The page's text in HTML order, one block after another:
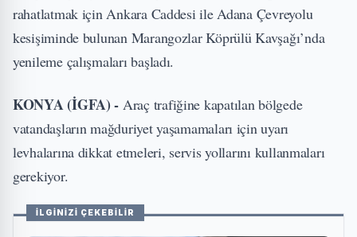
rahatlatmak için Ankara Caddesi ile Adana Çevreyolu
kesişiminde bulunan Marangozlar Köprülü Kavşağı’nda
yenileme çalışmaları başladı.
KONYA (İGFA) - Araç trafiğine kapatılan bölgede
vatandaşların mağduriyet yaşamamaları için uyarı
levhalarına dikkat etmeleri, servis yollarını kullanmaları
gerekiyor.
İLGİNİZİ ÇEKEBİLİR